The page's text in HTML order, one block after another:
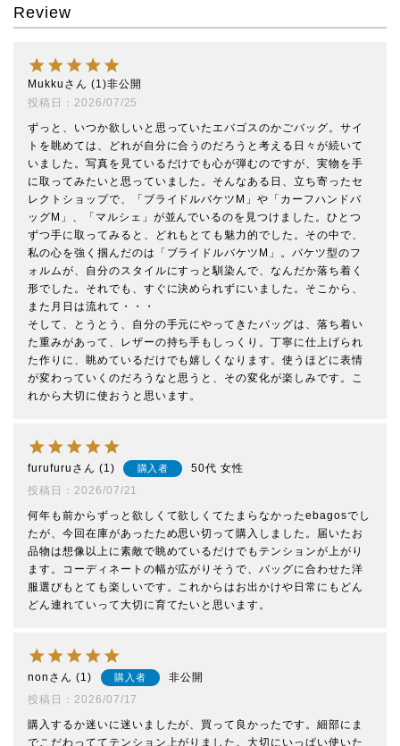
Review
Mukku 1
非公開
投稿日
2026/07/25
ずっと、いつか欲しいと思っていたエバゴスのかごバッグ。サイ
トを眺めては、どれが自分に合うのだろうと考える日々が続いて
いました。写真を見ているだけでも心が弾むのですが、実物を手
に取ってみたいと思っていました。そんなある日、立ち寄ったセ
レクトショップで、「ブライドルバケツM」や「カーフハンドバ
ッグM」、「マルシェ」が並んでいるのを見つけました。ひとつ
ずつ手に取ってみると、どれもとても魅力的でした。その中で、
私の心を強く掴んだのは「ブライドルバケツM」。バケツ型のフ
ォルムが、自分のスタイルにすっと馴染んで、なんだか落ち着く
形でした。それでも、すぐに決められずにいました。そこから、
また月日は流れて・・・
そして、とうとう、自分の手元にやってきたバッグは、落ち着い
た重みがあって、レザーの持ち手もしっくり。丁寧に仕上げられ
た作りに、眺めているだけでも嬉しくなります。使うほどに表情
が変わっていくのだろうなと思うと、その変化が楽しみです。こ
れから大切に使おうと思います。
furufuru 1 購入者 50代 女性
投稿日
2026/07/21
何年も前からずっと欲しくて欲しくてたまらなかったebagosでし
たが、今回在庫があったため思い切って購入しました。届いたお
品物は想像以上に素敵で眺めているだけでもテンションが上がり
ます。コーディネートの幅が広がりそうで、バッグに合わせた洋
服選びもとても楽しいです。これからはお出かけや日常にもどん
どん連れていって大切に育てたいと思います。
non 1 購入者
非公開
投稿日
2026/07/17
購入するか迷いに迷いましたが、買って良かったです。細部にま
でこだわっててテンション上がりました。大切にいっぱい使いた